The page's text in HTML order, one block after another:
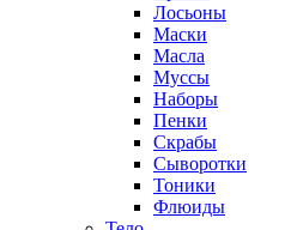
Лосьоны
Маски
Масла
Муссы
Наборы
Пенки
Скрабы
Сыворотки
Тоники
Флюиды